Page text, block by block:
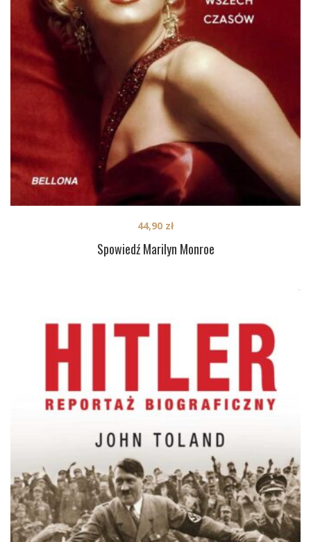
Spowiedź Marilyn Monroe
44,90 zł